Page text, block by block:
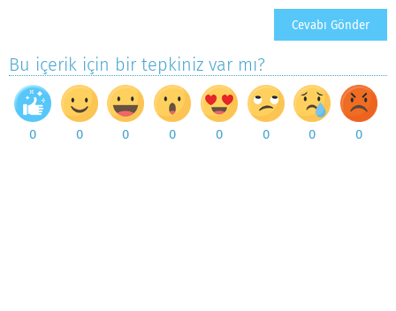
Bu içerik için bir tepkiniz var mı?
0 0 0 0 0 0 0 0